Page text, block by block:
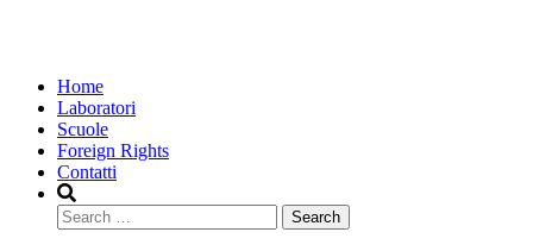
Home
Laboratori
Scuole
Foreign Rights
Contatti
Search